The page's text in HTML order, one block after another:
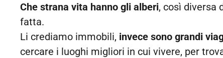
Che strana vita hanno gli alberi, così diversa
fatta.
Li crediamo immobili, invece sono grandi
cercare i luoghi migliori in cui vivere, per